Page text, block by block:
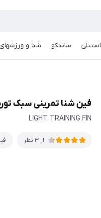
استنلی سانتکو شنا و
فین شنا تمرینی سبک
LIGHT TRAINING FIN
از 3 نظر